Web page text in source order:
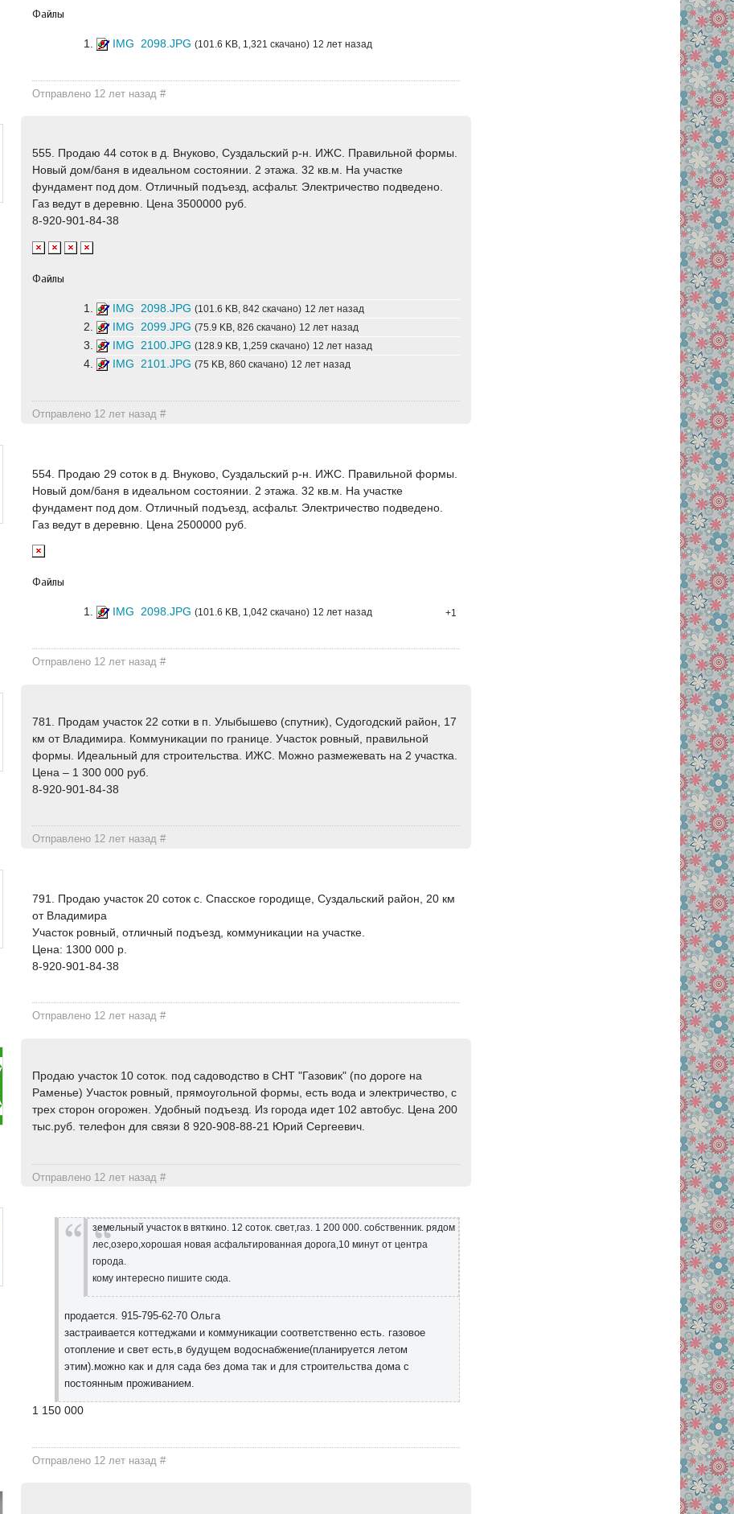
Файлы
IMG_2098.JPG (101.6 KB, 1,321 скачано) 12 лет назад
Отправлено 12 лет назад#
555. Продаю 44 соток в д. Внуково, Суздальский р-н. ИЖС. Правильной формы.
Новый дом/баня в идеальном состоянии. 2 этажа. 32 кв.м. На участке
фундамент под дом. Отличный подъезд, асфальт. Электричество подведено.
Газ ведут в деревню. Цена 3500000 руб.
8-920-901-84-38
Файлы
IMG_2098.JPG (101.6 KB, 842 скачано) 12 лет назад
IMG_2099.JPG (75.9 KB, 826 скачано) 12 лет назад
IMG_2100.JPG (128.9 KB, 1,259 скачано) 12 лет назад
IMG_2101.JPG (75 KB, 860 скачано) 12 лет назад
Отправлено 12 лет назад#
554. Продаю 29 соток в д. Внуково, Суздальский р-н. ИЖС. Правильной формы.
Новый дом/баня в идеальном состоянии. 2 этажа. 32 кв.м. На участке
фундамент под дом. Отличный подъезд, асфальт. Электричество подведено.
Газ ведут в деревню. Цена 2500000 руб.
Файлы
IMG_2098.JPG (101.6 KB, 1,042 скачано) 12 лет назад
Отправлено 12 лет назад#
+1
781. Продам участок 22 сотки в п. Улыбышево (спутник), Судогодский район, 17
км от Владимира. Коммуникации по границе. Участок ровный, правильной
формы. Идеальный для строительства. ИЖС. Можно размежевать на 2 участка.
Цена – 1 300 000 руб.
8-920-901-84-38
Отправлено 12 лет назад#
791. Продаю участок 20 соток с. Спасское городище, Суздальский район, 20 км
от Владимира
Участок ровный, отличный подъезд, коммуникации на участке.
Цена: 1300 000 р.
8-920-901-84-38
Отправлено 12 лет назад#
Продаю участок 10 соток. под садоводство в СНТ "Газовик" (по дороге на
Раменье) Участок ровный, прямоугольной формы, есть вода и электричество, с
трех сторон огорожен. Удобный подъезд. Из города идет 102 автобус. Цена 200
тыс.руб. телефон для связи 8 920-908-88-21 Юрий Сергеевич.
Отправлено 12 лет назад#
земельный участок в вяткино. 12 соток. свет,газ. 1 200 000. собственник. рядом
лес,озеро,хорошая новая асфальтированная дорога,10 минут от центра
города.
кому интересно пишите сюда.
продается. 915-795-62-70 Ольга
застраивается коттеджами и коммуникации соответственно есть. газовое
отопление и свет есть,в будущем водоснабжение(планируется летом
этим).можно как и для сада без дома так и для строительства дома с
постоянным проживанием.
1 150 000
Отправлено 12 лет назад#